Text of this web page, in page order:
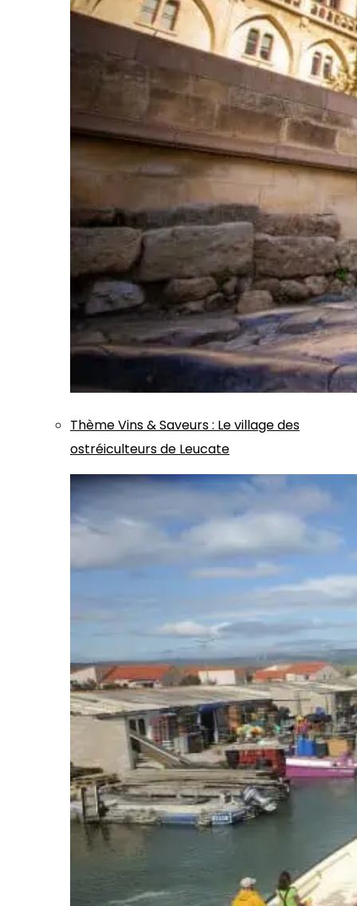
ThèmeVins & Saveurs: Le village des
ostréiculteurs de Leucate